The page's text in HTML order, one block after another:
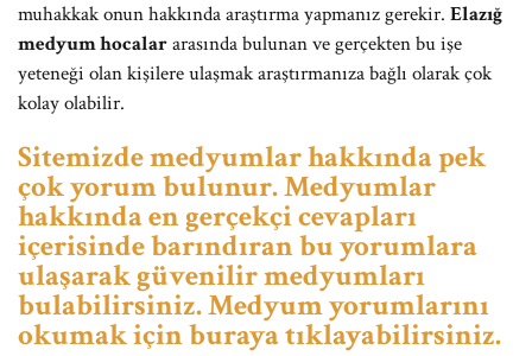
muhakkak onun hakkında araştırma yapmanız gerekir. Elazığ
medyum hocalararasında bulunan ve gerçekten bu işe
yeteneği olan kişilere ulaşmak araştırmanıza bağlı olarak çok
kolay olabilir.
Sitemizde medyumlar hakkında pek
çok yorum bulunur. Medyumlar
hakkında en gerçekçi cevapları
içerisinde barındıran bu yorumlara
ulaşarak güvenilir medyumları
bulabilirsiniz. Medyum yorumlarını
okumak için buraya tıklayabilirsiniz.